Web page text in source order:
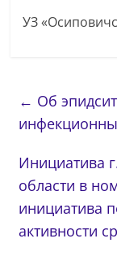
УЗ
← Об
Инициатива
области в
инициатива
активности